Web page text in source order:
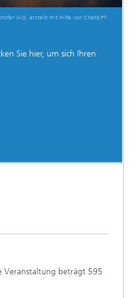
IAO, erstellt mit Hilfe von ChatGPT
Sie hier, um sich Ihren
Veranstaltung beträgt ​595